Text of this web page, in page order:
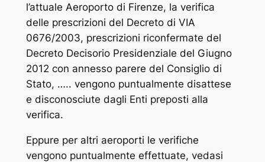
l’attuale Aeroporto di Firenze, la verifica
delle prescrizioni del Decreto di VIA
0676/2003, prescrizioni riconfermate del
Decreto Decisorio Presidenziale del Giugno
2012 con annesso parere del Consiglio di
Stato, ….. vengono puntualmente disattese
e disconosciute dagli Enti preposti alla
verifica.
Eppure per altri aeroporti le verifiche
vengono puntualmente effettuate, vedasi